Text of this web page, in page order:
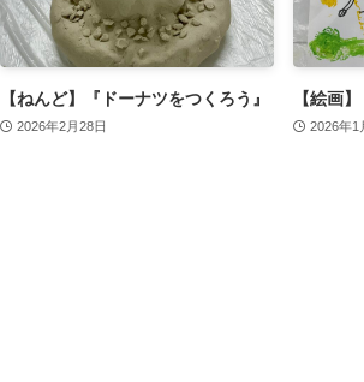
【ねんど】『ドーナツをつくろう』
2026年2月28日
【絵画
2026年1